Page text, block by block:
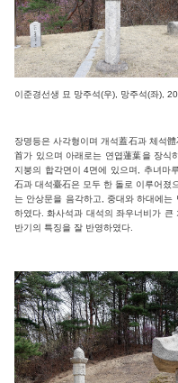
이준경선생 묘 망주석(우), 망주석(좌),
장명등은 사각형이며 개석蓋石과 체석
首가 있으며 아래로는 연엽蓮葉을 장식
지붕의 합각면이 4면에 있으며, 추녀마
石과 대석臺石은 모두 한 돌로 이루어졌
는 안상문을 음각하고, 중대와 하대에는
하였다. 화사석과 대석의 좌우너비가
반기의 특징을 잘 반영하였다.